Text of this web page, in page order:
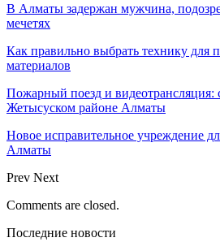
В Алматы задержан мужчина,
мечетях
Как правильно выбрать технику для
материалов
Пожарный поезд и видеотрансляция:
Жетысуском районе Алматы
Новое исправительное учреждение
Алматы
Prev Next
Comments are closed.
Последние новости